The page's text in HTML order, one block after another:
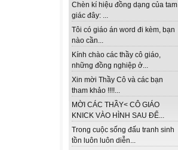
Chèn kí hiệu đồng dạng của tam
giác đây: ...
Tôi có giáo án word đi kèm, bạn
nào cần...
Kính chào các thầy cô giáo,
những đồng nghiệp ở...
Xin mời Thầy Cô và các bạn
tham khảo !!!!...
MỜI CÁC THẦY< CÔ GIÁO
KNICK VÀO HÌNH SAU ĐỂ...
Trong cuộc sống đấu tranh sinh
tồn luôn luôn diễn...